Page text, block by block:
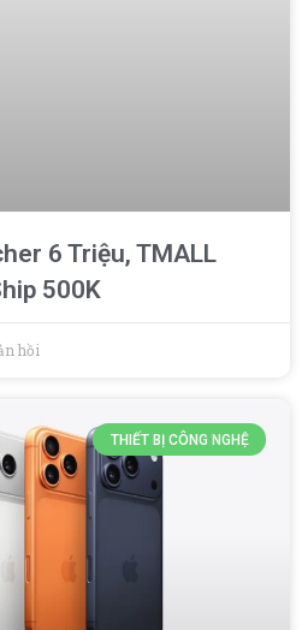
6 Triệu, TMALL
500K
hồi
THIẾT BỊ CÔNG NGHỆ